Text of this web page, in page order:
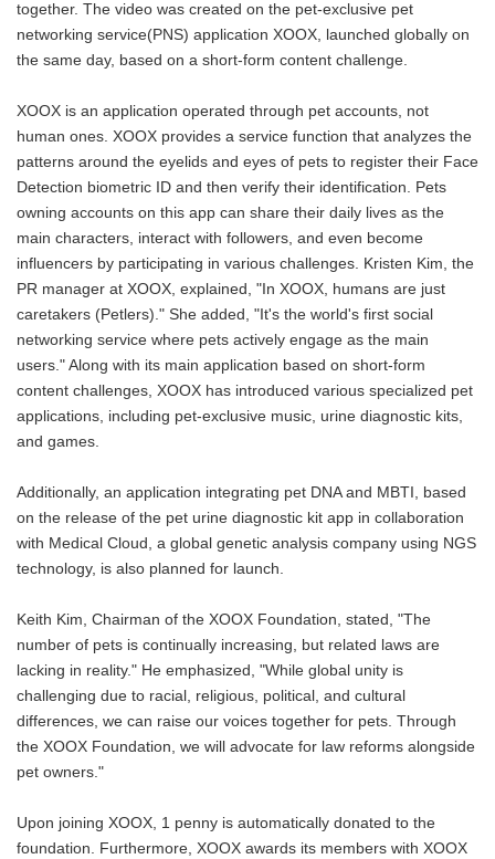
together. The video was created on the pet-exclusive pet
networking service(PNS) application XOOX, launched globally on
the same day, based on a short-form content challenge.
XOOX is an application operated through pet accounts, not
human ones. XOOX provides a service function that analyzes the
patterns around the eyelids and eyes of pets to register their Face
Detection biometric ID and then verify their identification. Pets
owning accounts on this app can share their daily lives as the
main characters, interact with followers, and even become
influencers by participating in various challenges. Kristen Kim, the
PR manager at XOOX, explained, "In XOOX, humans are just
caretakers (Petlers)." She added, "It's the world's first social
networking service where pets actively engage as the main
users." Along with its main application based on short-form
content challenges, XOOX has introduced various specialized pet
applications, including pet-exclusive music, urine diagnostic kits,
and games.
Additionally, an application integrating pet DNA and MBTI, based
on the release of the pet urine diagnostic kit app in collaboration
with Medical Cloud, a global genetic analysis company using NGS
technology, is also planned for launch.
Keith Kim, Chairman of the XOOX Foundation, stated, "The
number of pets is continually increasing, but related laws are
lacking in reality." He emphasized, "While global unity is
challenging due to racial, religious, political, and cultural
differences, we can raise our voices together for pets. Through
the XOOX Foundation, we will advocate for law reforms alongside
pet owners."
Upon joining XOOX, 1 penny is automatically donated to the
foundation. Furthermore, XOOX awards its members with XOOX